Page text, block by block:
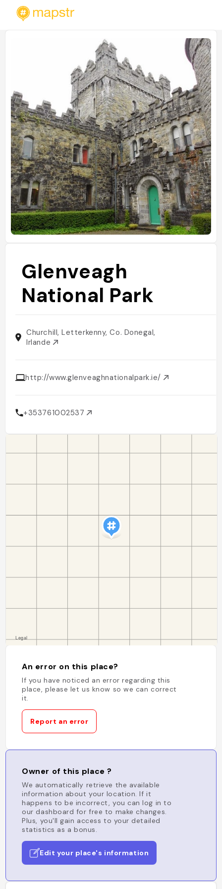
Glenveagh
National Park
Churchill, Letterkenny, Co. Donegal,
Irlande
http://www.glenveaghnationalpark.ie/
+353761002537
An error on this place?
If you have noticed an error regarding this
place, please let us know so we can correct
it.
Report an error
Owner of this place ?
We automatically retrieve the available
information about your location. If it
happens to be incorrect, you can log in to
our dashboard for free to make changes.
Plus, you'll gain access to your detailed
statistics as a bonus.
Edit your place's information